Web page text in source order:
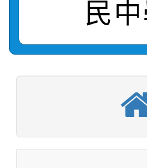
學年度第
結果(第11
【甄選結
學年度第
【甄選結
民